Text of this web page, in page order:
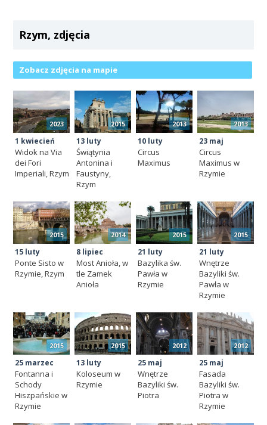
Rzym, zdjęcia
Zobacz zdjęcia na mapie
2023
1 kwiecień
Widok na Via
dei Fori
Imperiali, Rzym
2015
13 luty
Świątynia
Antonina i
Faustyny,
Rzym
2013
10 luty
Circus
Maximus
2013
23 maj
Circus
Maximus w
Rzymie
2015
15 luty
Ponte Sisto w
Rzymie, Rzym
2014
8 lipiec
Most Anioła, w
tle Zamek
Anioła
2015
21 luty
Bazylika św.
Pawła w
Rzymie
2015
21 luty
Wnętrze
Bazyliki św.
Pawła w
Rzymie
2015
25 marzec
Fontanna i
Schody
Hiszpańskie w
Rzymie
2015
13 luty
Koloseum w
Rzymie
2012
25 maj
Wnętrze
Bazyliki św.
Piotra
2012
25 maj
Fasada
Bazyliki św.
Piotra w
Rzymie